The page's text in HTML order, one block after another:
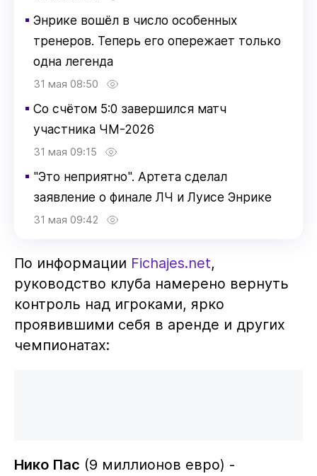
▪ Энрике вошёл в число особенных
тренеров. Теперь его опережает только
одна легенда
31 мая 08:50
▪ Со счётом 5:0 завершился матч
участника ЧМ-2026
31 мая 09:15
▪ "Это неприятно". Артета сделал
заявление о финале ЛЧ и Луисе Энрике
31 мая 09:42
По информации Fichajes.net,
руководство клуба намерено вернуть
контроль над игроками, ярко
проявившими себя в аренде и других
чемпионатах:
Нико Пас (9 миллионов евро) -